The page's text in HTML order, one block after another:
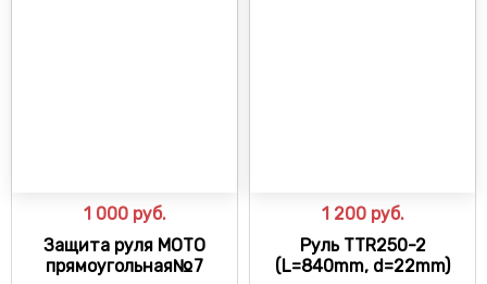
1 000 руб.
Защита руля МОТО
прямоугольная№7
1 200 руб.
Руль TTR250-2
(L=840mm, d=22mm)